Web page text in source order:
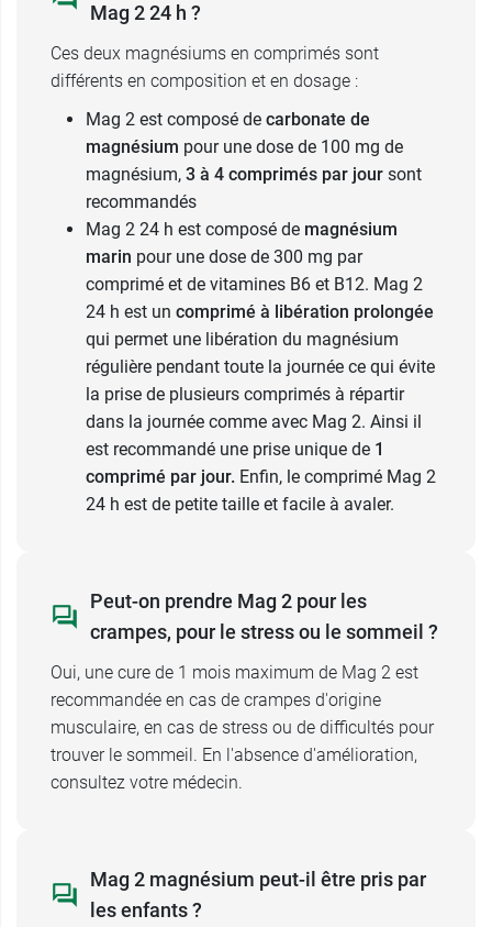
Mag 2 24 h ?
Ces deux magnésiums en comprimés sont
différents en composition et en dosage :
Mag 2 est composé de carbonate de
magnésium pour une dose de 100 mg de
magnésium, 3 à 4 comprimés par jour sont
recommandés
Mag 2 24 h est composé de magnésium
marin pour une dose de 300 mg par
comprimé et de vitamines B6 et B12. Mag 2
24 h est un comprimé à libération prolongée
qui permet une libération du magnésium
régulière pendant toute la journée ce qui évite
la prise de plusieurs comprimés à répartir
dans la journée comme avec Mag 2. Ainsi il
est recommandé une prise unique de 1
comprimé par jour. Enfin, le comprimé Mag 2
24 h est de petite taille et facile à avaler.
Peut-on prendre Mag 2 pour les
crampes, pour le stress ou le sommeil ?
Oui, une cure de 1 mois maximum de Mag 2 est
recommandée en cas de crampes d'origine
musculaire, en cas de stress ou de difficultés pour
trouver le sommeil. En l'absence d'amélioration,
consultez votre médecin.
Mag 2 magnésium peut-il être pris par
les enfants ?